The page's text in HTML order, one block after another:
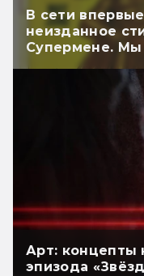
В сети
неизданное
Супермене. Мы
Арт: концепты
эпизода